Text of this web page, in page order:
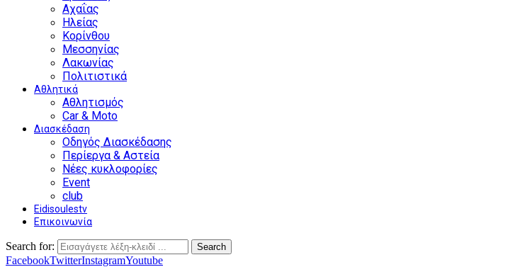
Αχαΐας
Ηλείας
Κορίνθου
Μεσσηνίας
Λακωνίας
Πολιτιστικά
Αθλητικά
Αθλητισμός
Car & Moto
Διασκέδαση
Οδηγός Διασκέδασης
Περίεργα & Αστεία
Νέες κυκλοφορίες
Event
club
Eidisoulestv
Επικοινωνία
Search for: Search
FacebookTwitterInstagramYoutube